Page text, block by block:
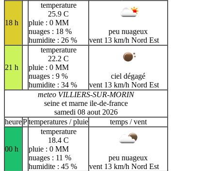
18 h
temperature
25.9 C
pluie : 0 MM
nuages : 18 %
humidite : 26 %
peu nuageux
vent 13 km/h Nord Est
21 h
temperature
22.2 C
pluie : 0 MM
nuages : 9 %
humidite : 34 %
ciel dégagé
vent 13 km/h Nord Est
meteo VILLIERS-SUR-MORIN
seine et marne ile-de-france
samedi 08 aout 2026
heurePtemperatures / pluie temps / vent
00 h
temperature
18.4 C
pluie : 0 MM
nuages : 11 %
humidite : 45 %
peu nuageux
vent 13 km/h Nord Est